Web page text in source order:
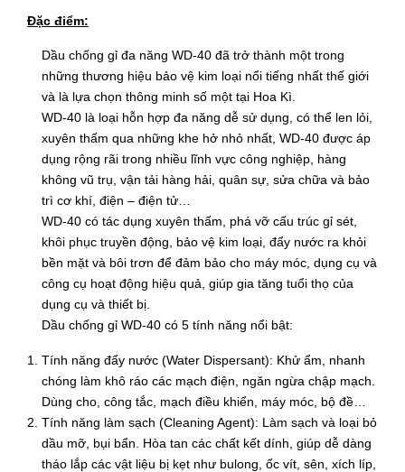
Đặc điểm:
Dầu chống gỉ đa năng WD-40 đã trở thành một trong
những thương hiệu bảo vệ kim loại nổi tiếng nhất thế giới
và là lựa chọn thông minh số một tại Hoa Kì.
WD-40 là loại hỗn hợp đa năng dễ sử dụng, có thể len lỏi,
xuyên thấm qua những khe hở nhỏ nhất, WD-40 được áp
dụng rộng rãi trong nhiều lĩnh vực công nghiệp, hàng
không vũ trụ, vận tải hàng hải, quân sự, sửa chữa và bảo
trì cơ khí, điện – điện tử…
WD-40 có tác dụng xuyên thấm, phá vỡ cấu trúc gỉ sét,
khôi phục truyền động, bảo vệ kim loại, đẩy nước ra khỏi
bền mặt và bôi trơn để đảm bảo cho máy móc, dụng cụ và
công cụ hoạt động hiệu quả, giúp gia tăng tuổi thọ của
dụng cụ và thiết bị.
Dầu chống gỉ WD-40 có 5 tính năng nổi bật:
Tính năng đẩy nước (Water Dispersant): Khử ẩm, nhanh
chóng làm khô ráo các mạch điện, ngăn ngừa chập mạch.
Dùng cho, công tắc, mạch điều khiển, máy móc, bộ đề…
Tính năng làm sạch (Cleaning Agent): Làm sạch và loại bỏ
dầu mỡ, bụi bẩn. Hòa tan các chất kết dính, giúp dễ dàng
tháo lắp các vật liệu bị kẹt như bulong, ốc vít, sên, xích líp,